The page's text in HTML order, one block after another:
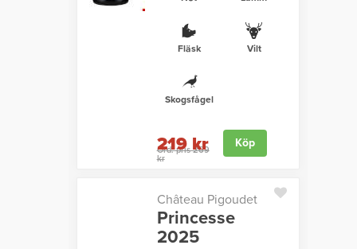
Fläsk Vilt
Skogsfågel
Ord. pris 269
kr
219 kr Köp
Château Pigoudet
Princesse
2025